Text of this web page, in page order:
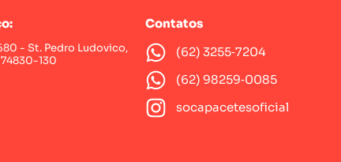
- St. Pedro Ludovico,
130
Contatos
(62) 3255‑7204‬
(62) 98259‑0085‬
socapacetesoficial